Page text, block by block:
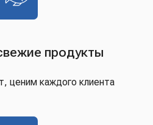
продукты
ценим каждого клиента